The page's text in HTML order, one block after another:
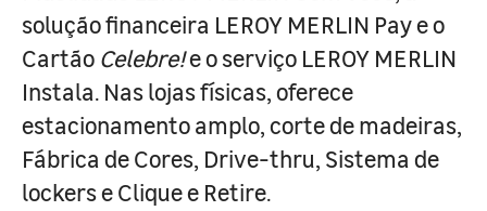
solução financeira LEROY MERLIN Pay e o
Cartão Celebre!e o serviço LEROY MERLIN
Instala. Nas lojas físicas, oferece
estacionamento amplo, corte de madeiras,
Fábrica de Cores, Drive-thru, Sistema de
lockers e Clique e Retire.